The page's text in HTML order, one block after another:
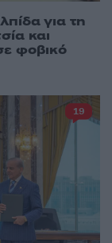
για τη
και
φοβικό
19